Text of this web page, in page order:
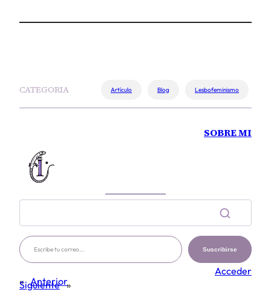
CATEGORIA Artículo Blog Lesbofeminismo
SOBRE MI
Escribe tu correo…
Suscribirse
Acceder
« Anterior
Siguiente »